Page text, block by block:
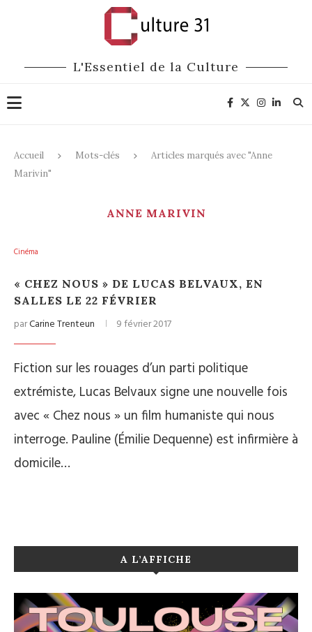
L'Essentiel de la Culture
Accueil Mots-clés
Articles marqués avec "Anne
Marivin"
ANNE MARIVIN
Cinéma
« CHEZ NOUS » DE LUCAS BELVAUX, EN
SALLES LE 22 FÉVRIER
parCarine Trenteun 9 février 2017
Fiction sur les rouages d’un parti politique
extrémiste, Lucas Belvaux signe une nouvelle fois
avec « Chez nous » un film humaniste qui nous
interroge. Pauline (Émilie Dequenne) est infirmière à
domicile…
A L’AFFICHE